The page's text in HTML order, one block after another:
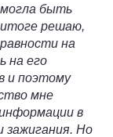
быть
решаю,
на
на его
и поэтому
мне
в
зажигания. Но